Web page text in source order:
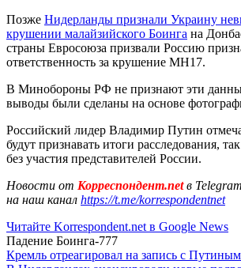
Позже Нидерланды признали Украину
крушении малайзийского Боинга на
страны Евросоюза призвали Россию
ответственность за крушение MH17.
В Минобороны РФ не признают эти
выводы были сделаны на основе
Российский лидер Владимир Путин
будут признавать итоги расследования,
без участия представителей России.
Новости от Корреспондент.netв
на наш канал https://t.me/korrespondentnet
Читайте Korrespondent.net в Google News
Падение Боинга-777
Кремль отреагировал на запись с